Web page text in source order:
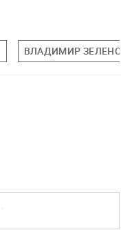
ВЛАДИМИР